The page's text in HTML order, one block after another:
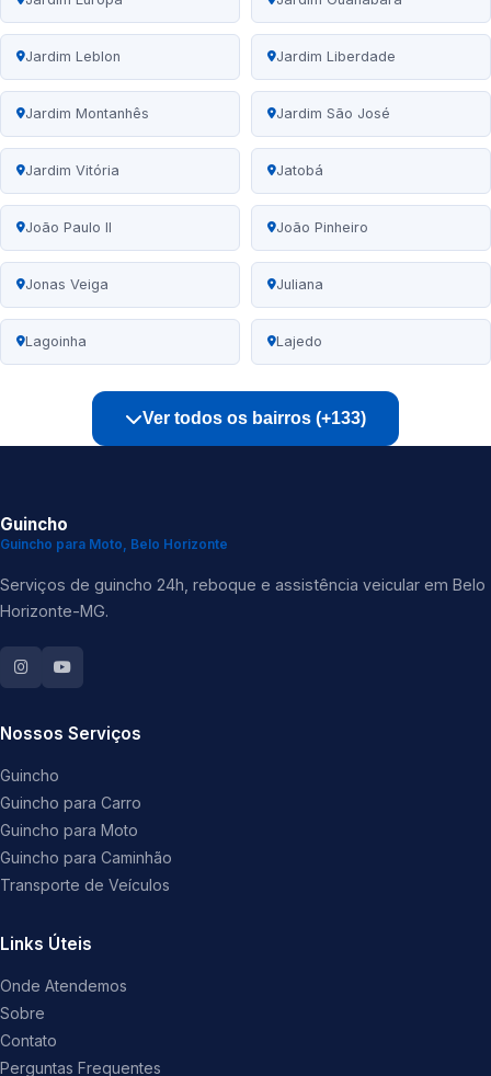
Jardim Leblon Jardim Liberdade
Jardim Montanhês Jardim São José
Jardim Vitória Jatobá
João Paulo II João Pinheiro
Jonas Veiga Juliana
Lagoinha Lajedo
Ver todos os bairros (+133)
Guincho
Guincho para Moto, Belo Horizonte
Serviços de guincho 24h, reboque e assistência veicular em Belo
Horizonte-MG.
Nossos Serviços
Guincho
Guincho para Carro
Guincho para Moto
Guincho para Caminhão
Transporte de Veículos
Links Úteis
Onde Atendemos
Sobre
Contato
Perguntas Frequentes